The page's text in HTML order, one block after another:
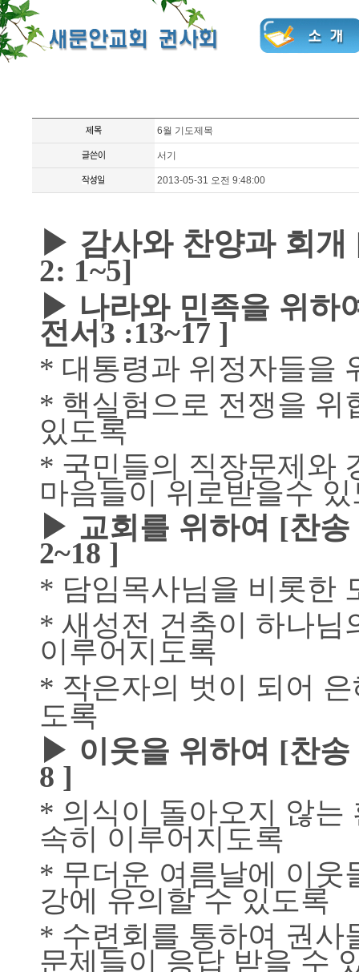
6월 기도제목
서기
2013-05-31 오전 9:48:00
▶ 감사와 찬양과 회개
2: 1~5]
▶ 나라와 민족을 위하
전서3 :13~17 ]
* 대통령과 위정자들을
* 핵실험으로 전쟁을 위
있도록
* 국민들의 직장문제와
마음들이 위로받을수
▶ 교회를 위하여 [찬송
2~18 ]
* 담임목사님을 비롯한
* 새성전 건축이 하나님
이루어지도록
* 작은자의 벗이 되어
도록
▶ 이웃을 위하여 [찬송
8 ]
* 의식이 돌아오지 않는
속히 이루어지도록
* 무더운 여름날에 이웃
강에 유의할 수 있도록
* 수련회를 통하여 권사
문제들이 응답 받을 수